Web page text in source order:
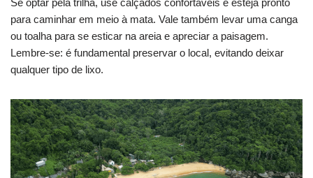
Se optar pela trilha, use calçados confortáveis e esteja pronto
para caminhar em meio à mata. Vale também levar uma canga
ou toalha para se esticar na areia e apreciar a paisagem.
Lembre-se: é fundamental preservar o local, evitando deixar
qualquer tipo de lixo.